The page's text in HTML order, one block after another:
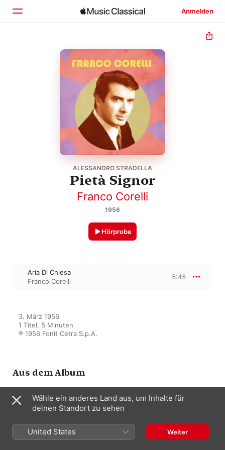
Anmelden
Startseite
Entdecken
ALESSANDRO STRADELLA
Pietà Signor
Franco Corelli
1956
Hörprobe
Aria Di Chiesa
Franco Corelli
5:45
3. März 1956
1 Titel, 5 Minuten
℗ 1956 Fonit Cetra S.p.A.
Aus dem Album
L'incredibile Franco Corelli
Franco Corelli
Wähle ein anderes Land aus, um Inhalte für
deinen Standort zu sehen
United States Weiter